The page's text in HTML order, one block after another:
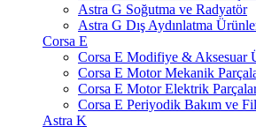
Astra G Soğutma ve Radyatör
Astra G Dış Aydınlatma
Corsa E
Corsa E Modifiye & Aksesuar
Corsa E Motor Mekanik
Corsa E Motor Elektrik
Corsa E Periyodik Bakım ve
Astra K